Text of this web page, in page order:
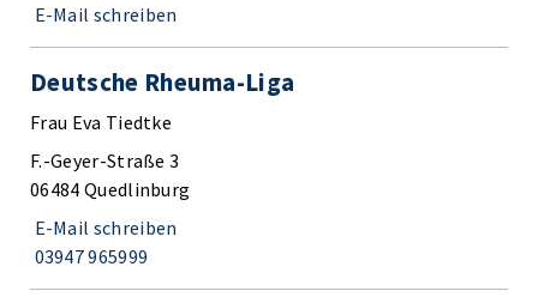
E-Mail schreiben
Deutsche Rheuma-Liga
Frau Eva Tiedtke
F.-Geyer-Straße 3
06484 Quedlinburg
E-Mail schreiben
03947 965999